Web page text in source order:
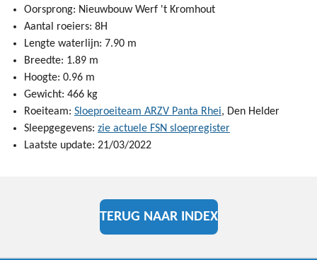
Oorsprong: Nieuwbouw Werf 't Kromhout
Aantal roeiers: 8H
Lengte waterlijn: 7.90 m
Breedte: 1.89 m
Hoogte: 0.96 m
Gewicht: 466 kg
Roeiteam: Sloeproeiteam ARZV Panta Rhei, Den Helder
Sleepgegevens: zie actuele FSN sloepregister
Laatste update: 21/03/2022
TERUG NAAR INDEX